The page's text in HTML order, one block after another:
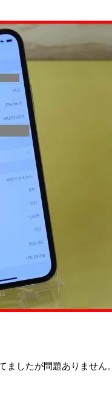
したが問題ありません。